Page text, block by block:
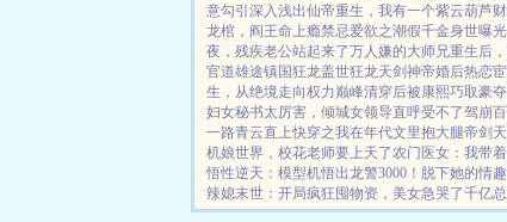
意勾引 深入浅出仙帝重生，我有一个紫云葫芦
龙棺，阎王命上瘾禁忌爱欲之潮假千金身世曝
夜，残疾老公站起来了万人嫌的大师兄重生后
官道雄途镇国狂龙盖世狂龙天剑神帝婚后热恋
生，从绝境走向权力巅峰清穿后被康熙巧取豪
妇女秘书太厉害，倾城女领导直呼受不了驾崩
一路青云直上快穿之我在年代文里抱大腿帝剑
机娘世界，校花老师要上天了农门医女：我带
悟性逆天：模型机悟出龙警3000！ 脱下她的情
辣媳末世：开局疯狂囤物资，美女急哭了千亿